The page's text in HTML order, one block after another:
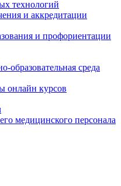
технологий
и аккредитации
и профориентации
образовательная среда
онлайн курсов
медицинского персонала